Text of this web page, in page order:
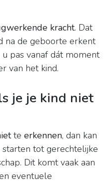
kracht. Dat
na de geboorte erkent
u pas vanaf dát moment
van het kind.
je je kind niet
te erkennen, dan kan
tot gerechtelijke
Dit komt vaak aan
eventuele